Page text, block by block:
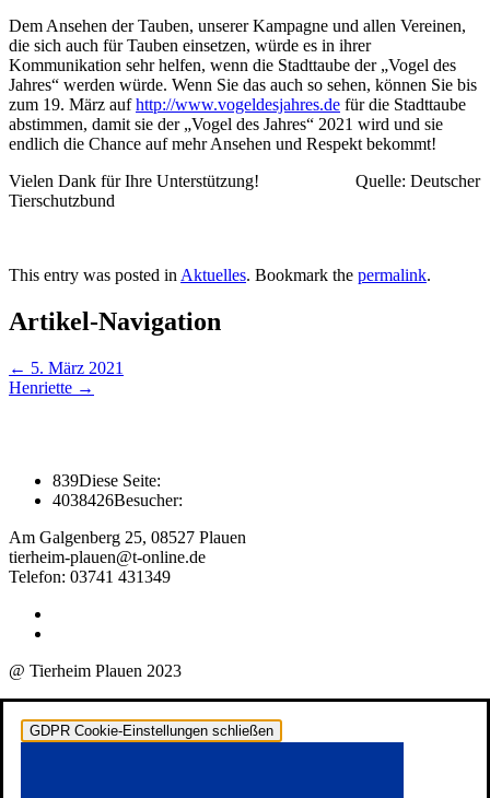
Dem Ansehen der Tauben, unserer Kampagne und allen Vereinen,
die sich auch für Tauben einsetzen, würde es in ihrer
Kommunikation sehr helfen, wenn die Stadttaube der „Vogel des
Jahres“ werden würde. Wenn Sie das auch so sehen, können Sie bis
zum 19. März aufhttp://www.vogeldesjahres.de für die Stadttaube
abstimmen, damit sie der „Vogel des Jahres“ 2021 wird und sie
endlich die Chance auf mehr Ansehen und Respekt bekommt!
Vielen Dank für Ihre Unterstützung! Quelle: Deutscher
Tierschutzbund
This entry was posted in Aktuelles. Bookmark the permalink.
Artikel-Navigation
← 5. März 2021
Henriette →
839Diese Seite:
4038426Besucher:
Am Galgenberg 25, 08527 Plauen
tierheim-plauen@t-online.de
Telefon: 03741 431349
@ Tierheim Plauen 2023
GDPR Cookie-Einstellungen schließen